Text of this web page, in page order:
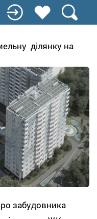
ділянку на
забудовника